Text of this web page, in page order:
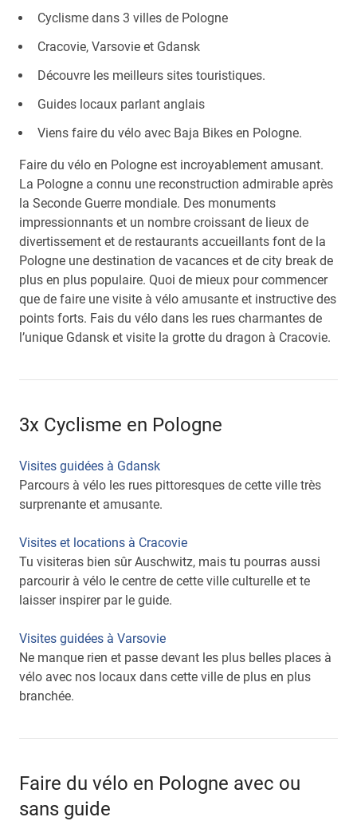
Cyclisme dans 3 villes de Pologne
Cracovie, Varsovie et Gdansk
Découvre les meilleurs sites touristiques.
Guides locaux parlant anglais
Viens faire du vélo avec Baja Bikes en Pologne.
Faire du vélo en Pologne est incroyablement amusant.
La Pologne a connu une reconstruction admirable après
la Seconde Guerre mondiale. Des monuments
impressionnants et un nombre croissant de lieux de
divertissement et de restaurants accueillants font de la
Pologne une destination de vacances et de city break de
plus en plus populaire. Quoi de mieux pour commencer
que de faire une visite à vélo amusante et instructive des
points forts. Fais du vélo dans les rues charmantes de
l’unique Gdansk et visite la grotte du dragon à Cracovie.
3x Cyclisme en Pologne
Visites guidées à Gdansk
Parcours à vélo les rues pittoresques de cette ville très
surprenante et amusante.
Visites et locations à Cracovie
Tu visiteras bien sûr Auschwitz, mais tu pourras aussi
parcourir à vélo le centre de cette ville culturelle et te
laisser inspirer par le guide.
Visites guidées à Varsovie
Ne manque rien et passe devant les plus belles places à
vélo avec nos locaux dans cette ville de plus en plus
branchée.
Faire du vélo en Pologne avec ou
sans guide